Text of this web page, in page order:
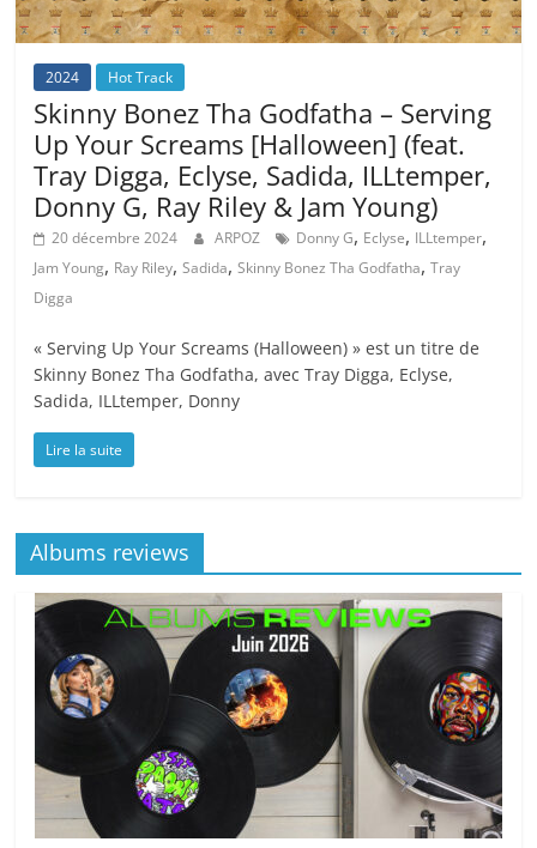
2024 Hot Track
Skinny Bonez Tha Godfatha – Serving
Up Your Screams [Halloween] (feat.
Tray Digga, Eclyse, Sadida, ILLtemper,
Donny G, Ray Riley & Jam Young)
20 décembre 2024 ARPOZ Donny G, Eclyse, ILLtemper,
Jam Young, Ray Riley,Sadida,Skinny Bonez Tha Godfatha,Tray
Digga
« Serving Up Your Screams (Halloween) » est un titre de
Skinny Bonez Tha Godfatha, avec Tray Digga, Eclyse,
Sadida, ILLtemper, Donny
Lire la suite
Albums reviews